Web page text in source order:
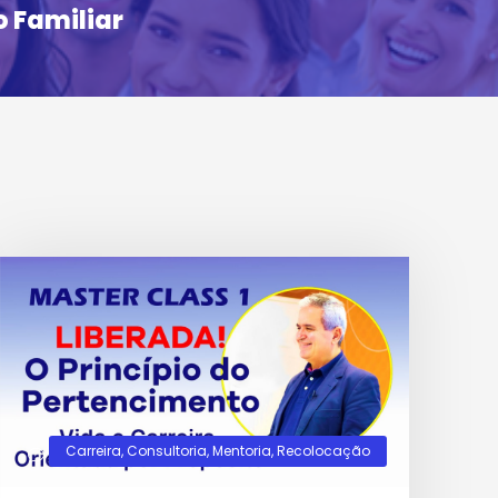
Familiar
Carreira, Consultoria,Mentoria,Recolocação